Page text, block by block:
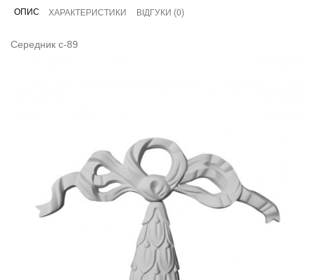
ОПИС ХАРАКТЕРИСТИКИ ВІДГУКИ (0)
Середник с-89